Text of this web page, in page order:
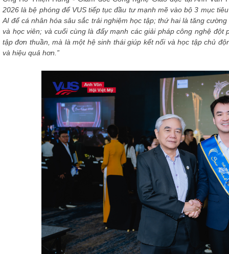
2026 là bệ phóng để VUS tiếp tục đầu tư mạnh mẽ vào bộ 3 mục
AI để cá nhân hóa sâu sắc trải nghiệm học tập; thứ hai là tăng
và học viên; và cuối cùng là đẩy mạnh các giải pháp công nghệ
tập đơn thuần, mà là một hệ sinh thái giúp kết nối và học tập chủ
và hiệu quả hơn.”